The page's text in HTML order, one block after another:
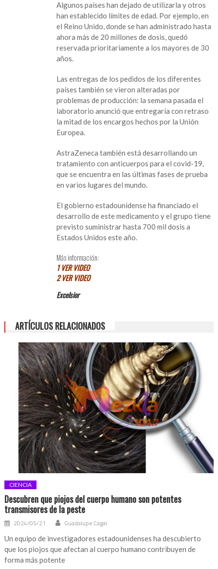
Algunos países han dejado de utilizarla y otros
han establecido límites de edad. Por ejemplo, en
el Reino Unido, donde se han administrado hasta
ahora más de 20 millones de dosis, quedó
reservada prioritariamente a los mayores de 30
años.
Las entregas de los pedidos de los diferentes
países también se vieron alteradas por
problemas de producción: la semana pasada el
laboratorio anunció que entregaría con retraso
la mitad de los encargos hechos por la Unión
Europea.
AstraZeneca también está desarrollando un
tratamiento con anticuerpos para el covid-19,
que se encuentra en las últimas fases de prueba
en varios lugares del mundo.
El gobierno estadounidense ha financiado el
desarrollo de este medicamento y el grupo tiene
previsto suministrar hasta 700 mil dosis a
Estados Unidos este año.
Más información:
1 VER VIDEO
2 VER VIDEO
Excelsior
ARTÍCULOS RELACIONADOS
CIENCIA
Descubren que piojos del cuerpo humano son potentes
transmisores de la peste
2024/05/21 Guadalupe Cagal
Un equipo de investigadores estadounidenses ha descubierto
que los piojos que afectan al cuerpo humano contribuyen de
forma más potente